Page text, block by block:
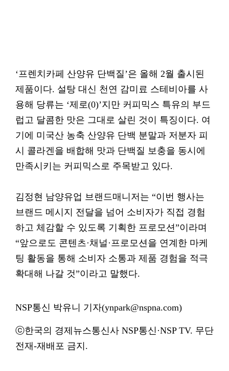
‘프렌치카페 산양유 단백질’은 올해 2월 출시된
제품이다. 설탕 대신 천연 감미료 스테비아를 사
용해 당류는 ‘제로(0)’지만 커피믹스 특유의 부드
럽고 달콤한 맛은 그대로 살린 것이 특징이다. 여
기에 미국산 농축 산양유 단백 분말과 저분자 피
시 콜라겐을 배합해 맛과 단백질 보충을 동시에
만족시키는 커피믹스로 주목받고 있다.
김정현 남양유업 브랜드매니저는 “이번 행사는
브랜드 메시지 전달을 넘어 소비자가 직접 경험
하고 체감할 수 있도록 기획한 프로모션”이라며
“앞으로도 콘텐츠·채널·프로모션을 연계한 마케
팅 활동을 통해 소비자 소통과 제품 경험을 적극
확대해 나갈 것”이라고 말했다.
NSP통신 박유니 기자(ynpark@nspna.com)
ⓒ한국의 경제뉴스통신사 NSP통신·NSP TV. 무단
전재-재배포 금지.